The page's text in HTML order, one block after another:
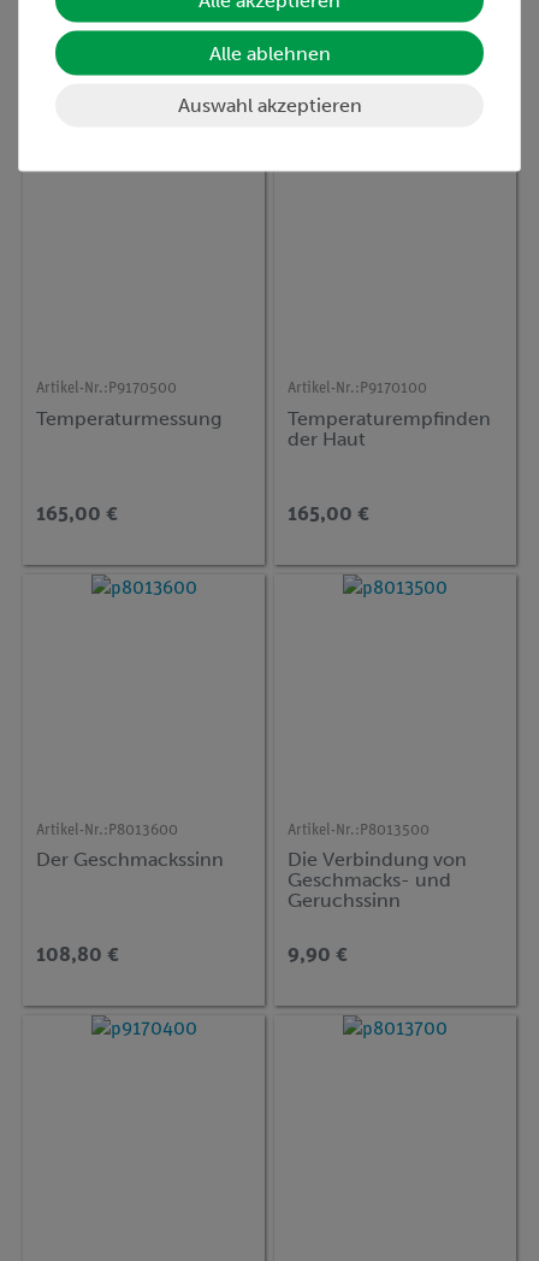
165,00 €
Messung der
Beleuchtungsstärke 0 ...
128 kLx (Bluetooth +
USB)
126,00 €
Artikel-Nr.: P9170500
Temperaturmessung
165,00 €
Artikel-Nr.: P9170100
Temperaturempfinden
der Haut
165,00 €
Artikel-Nr.: P8013600
Der Geschmackssinn
108,80 €
Artikel-Nr.: P8013500
Die Verbindung von
Geschmacks- und
Geruchssinn
9,90 €
Alle ablehnen
Auswahl akzeptieren